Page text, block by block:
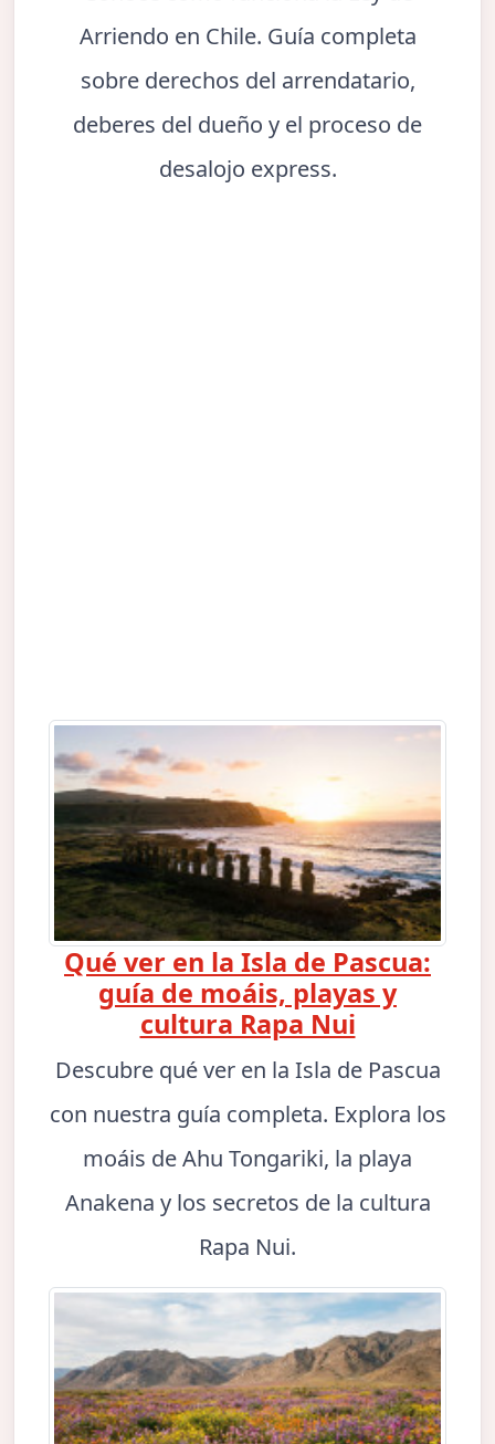
Arriendo en Chile. Guía completa
sobre derechos del arrendatario,
deberes del dueño y el proceso de
desalojo express.
Qué ver en la Isla de Pascua:
guía de moáis, playas y
cultura Rapa Nui
Descubre qué ver en la Isla de Pascua
con nuestra guía completa. Explora los
moáis de Ahu Tongariki, la playa
Anakena y los secretos de la cultura
Rapa Nui.